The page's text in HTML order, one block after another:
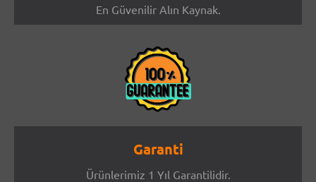
En Güvenilir Alın Kaynak.
Garanti
Ürünlerimiz 1 Yıl Garantilidir.